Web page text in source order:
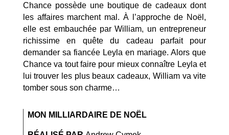
Chance possède une boutique de cadeaux dont
les affaires marchent mal. À l’approche de Noël,
elle est embauchée par William, un entrepreneur
richissime en quête du cadeau parfait pour
demander sa fiancée Leyla en mariage. Alors que
Chance va tout faire pour mieux connaître Leyla et
lui trouver les plus beaux cadeaux, William va vite
tomber sous son charme…
MON MILLIARDAIRE DE NOËL